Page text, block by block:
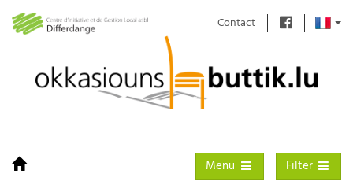
Contact
Toggle filter
Filter
Toggle navigation
Menu